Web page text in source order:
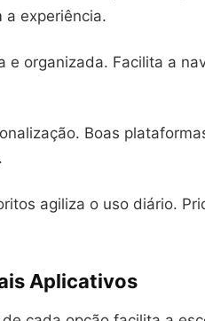
a experiência.
e organizada. Facilita a
Boas
agiliza o uso diário.
Aplicativos